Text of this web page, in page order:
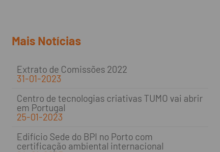
Mais Notícias
Extrato de Comissões 2022
31-01-2023
Centro de tecnologias criativas TUMO vai abrir
em Portugal
25-01-2023
Edifício Sede do BPI no Porto com
certificação ambiental internacional